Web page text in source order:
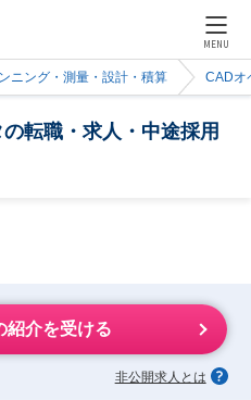
MENU
ニング・測量・設計・積算 CADオ
転職・求人・中途採用
紹介を受ける
非公開求人とは